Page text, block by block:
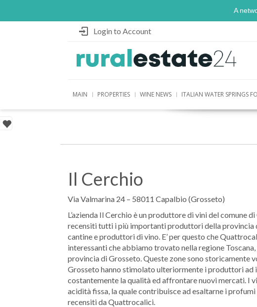
A
Login to Account
MAIN PROPERTIES WINE NEWS ITALIAN WATER SPRINGS
Il Cerchio
Via Valmarina 24 – 58011 Capalbio (Grosseto)
L’azienda Il Cerchio è un produttore di vini del comune
recensiti tutti i più importanti produttori della provincia
cantine e produttori di vino. E’ per questo che
interessanti che abbiamo trovato nella regione
provincia di Grosseto. Queste zone sono storicamente
Grosseto hanno stimolato ulteriormente i produttori
costantemente la qualità ed affrontare nuovi mercati. I
acidità fissa, la quale contribuisce ad esaltarne i
recensiti da Quattrocalici.